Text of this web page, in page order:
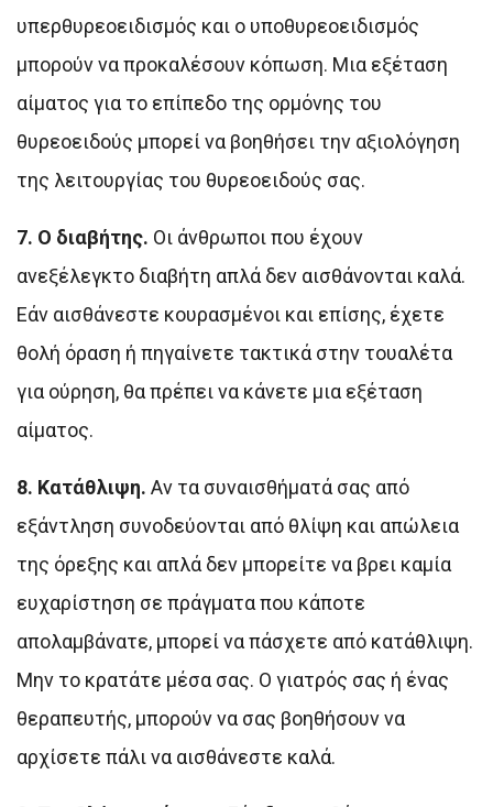
υπερθυρεοειδισμός και ο υποθυρεοειδισμός
μπορούν να προκαλέσουν κόπωση. Μια εξέταση
αίματος για το επίπεδο της ορμόνης του
θυρεοειδούς μπορεί να βοηθήσει την αξιολόγηση
της λειτουργίας του θυρεοειδούς σας.
7. Ο διαβήτης. Οι άνθρωποι που έχουν
ανεξέλεγκτο διαβήτη απλά δεν αισθάνονται καλά.
Εάν αισθάνεστε κουρασμένοι και επίσης, έχετε
θολή όραση ή πηγαίνετε τακτικά στην τουαλέτα
για ούρηση, θα πρέπει να κάνετε μια εξέταση
αίματος.
8. Κατάθλιψη. Αν τα συναισθήματά σας από
εξάντληση συνοδεύονται από θλίψη και απώλεια
της όρεξης και απλά δεν μπορείτε να βρει καμία
ευχαρίστηση σε πράγματα που κάποτε
απολαμβάνατε, μπορεί να πάσχετε από κατάθλιψη.
Μην το κρατάτε μέσα σας. Ο γιατρός σας ή ένας
θεραπευτής, μπορούν να σας βοηθήσουν να
αρχίσετε πάλι να αισθάνεστε καλά.